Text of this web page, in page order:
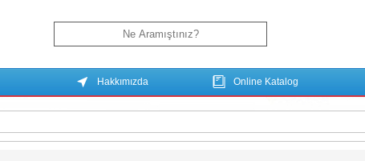
Hakkımızda Online Katalog